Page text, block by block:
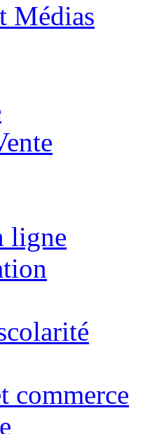
Médias
ligne
commerce